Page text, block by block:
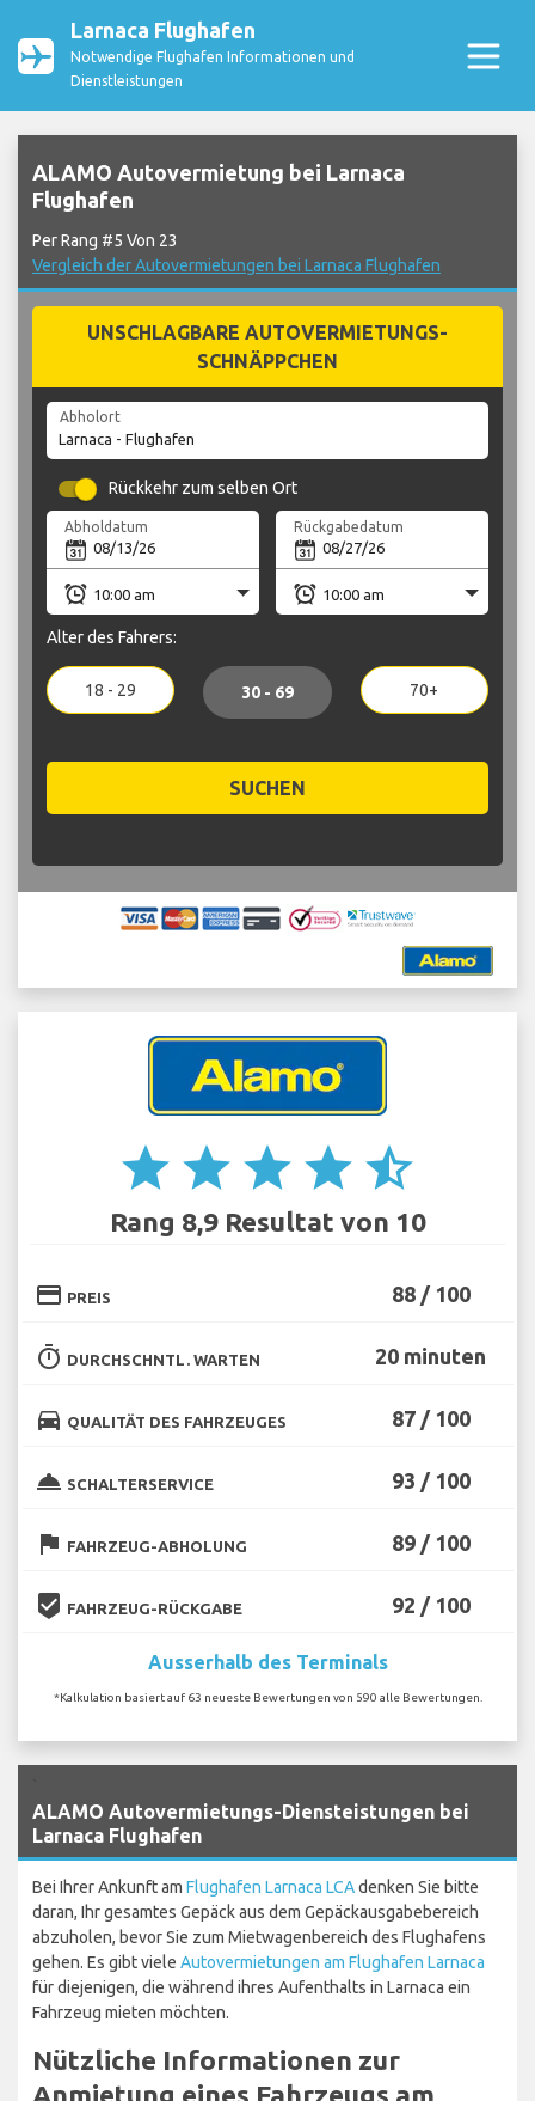
Larnaca Flughafen
Notwendige Flughafen Informationen und
Dienstleistungen
ALAMO Autovermietung bei Larnaca
Flughafen
Per Rang #5 Von 23
Vergleich der Autovermietungen bei Larnaca Flughafen
UNSCHLAGBARE AUTOVERMIETUNGS-
SCHNÄPPCHEN
Abholort
Rückkehr zum selben Ort
Abholdatum Rückgabedatum
Alter des Fahrers:
18 - 29 30 - 69 70+
SUCHEN
star star star star star_half
Rang 8,9 Resultat von 10
credit_card PREIS 88 / 100
timer DURCHSCHNTL. WARTEN 20 minuten
directions_car QUALITÄT DES FAHRZEUGES 87 / 100
room_service SCHALTERSERVICE 93 / 100
flag FAHRZEUG-ABHOLUNG 89 / 100
beenhere FAHRZEUG-RÜCKGABE 92 / 100
Ausserhalb des Terminals
*Kalkulation basiert auf 63 neueste Bewertungen von 590 alle Bewertungen.
ALAMO Autovermietungs-Diensteistungen bei
Larnaca Flughafen
Bei Ihrer Ankunft am Flughafen Larnaca LCAdenken Sie bitte
daran, Ihr gesamtes Gepäck aus dem Gepäckausgabebereich
abzuholen, bevor Sie zum Mietwagenbereich des Flughafens
gehen. Es gibt viele Autovermietungen am Flughafen Larnaca
für diejenigen, die während ihres Aufenthalts in Larnaca ein
Fahrzeug mieten möchten.
Nützliche Informationen zur
Anmietung eines Fahrzeugs am